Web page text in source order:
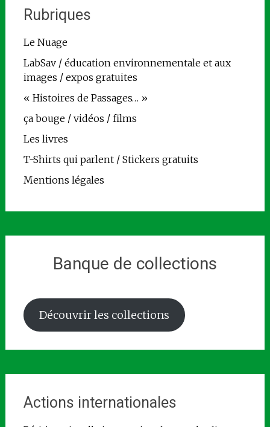
Rubriques
Le Nuage
LabSav / éducation environnementale et aux
images / expos gratuites
« Histoires de Passages… »
ça bouge / vidéos / films
Les livres
T-Shirts qui parlent / Stickers gratuits
Mentions légales
Banque de collections
Découvrir les collections
Actions internationales